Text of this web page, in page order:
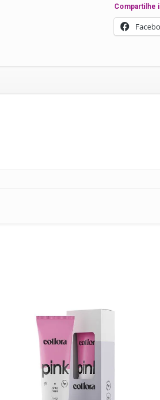
Bubbles
quantidade
Compartilhe